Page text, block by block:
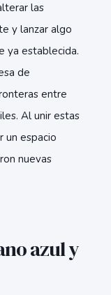
las
y lanzar algo
ya establecida.
de
entre
Al unir estas
un espacio
nuevas
azul y